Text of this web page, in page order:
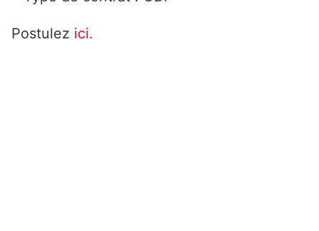
Postulez ici.